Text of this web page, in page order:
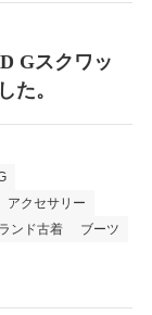
Gスクワッ
た。
アクセサリー
ンド古着
ブーツ